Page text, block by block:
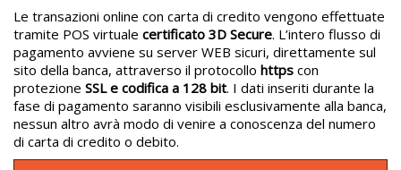
Le transazioni online con carta di credito vengono effettuate
tramite POS virtuale certificato 3D Secure. L’intero flusso di
pagamento avviene su server WEB sicuri, direttamente sul
sito della banca, attraverso il protocollo https con
protezione SSL e codifica a 128 bit. I dati inseriti durante la
fase di pagamento saranno visibili esclusivamente alla banca,
nessun altro avrà modo di venire a conoscenza del numero
di carta di credito o debito.